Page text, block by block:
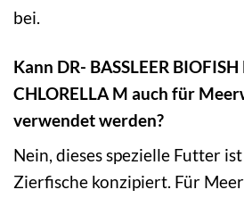
bei.
Kann DR- BASSLEER
CHLORELLA M auch für
verwendet werden?
Nein, dieses spezielle Futter
Zierfische konzipiert. Für